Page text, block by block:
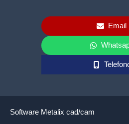
Email
Software Metalix cad/cam